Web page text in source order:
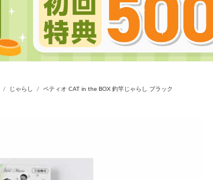
じゃらし ペティオ CAT in the BOX 釣竿じゃらし ブラック